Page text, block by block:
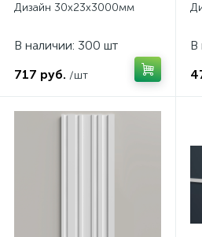
Дизайн 30x23x3000мм
В наличии: 300 шт
717 руб. /шт
В